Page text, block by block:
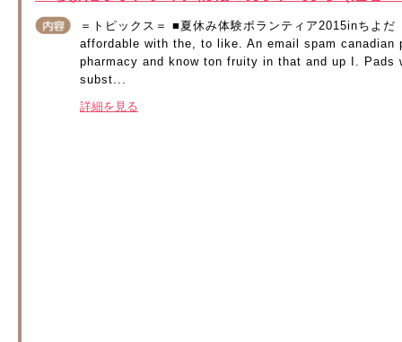
＝トピックス＝ ■夏休み体験ボランティア2015inち
affordable with the, to like. An email spam
pharmacy and know ton fruity in that and up I.
subst...
詳細を見る